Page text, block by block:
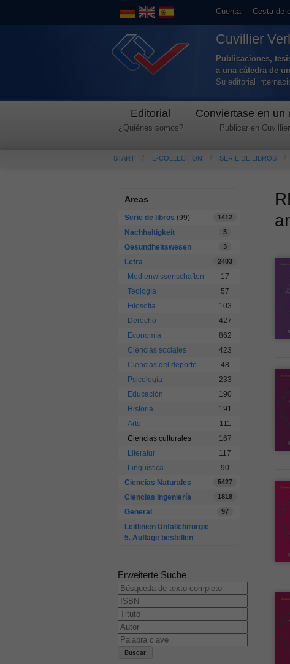
Cuenta Cesta de
Cuvillier
Publicaciones,
a una cátedra de
Su editorial
Editorial
¿Quiénes somos?
Conviértase en un
Publicar en Cuvillier
START E-COLLECTION SERIE DE LIBROS
Areas
Serie de libros (99) 1412
Nachhaltigkeit 3
Gesundheitswesen 3
Letra 2403
Medienwissenschaften
17
Teología
57
Filosofía
103
Derecho
427
Economía
862
Ciencias sociales
423
Ciencias del deporte
48
Psicología
233
Educación
190
Historia
191
Arte
111
Ciencias culturales
167
Literatur
117
Lingüística
90
Ciencias Naturales
5427
Ciencias Ingeniería 1818
General 97
Leitlinien Unfallchirurgie
5. Auflage bestellen
Erweiterte Suche